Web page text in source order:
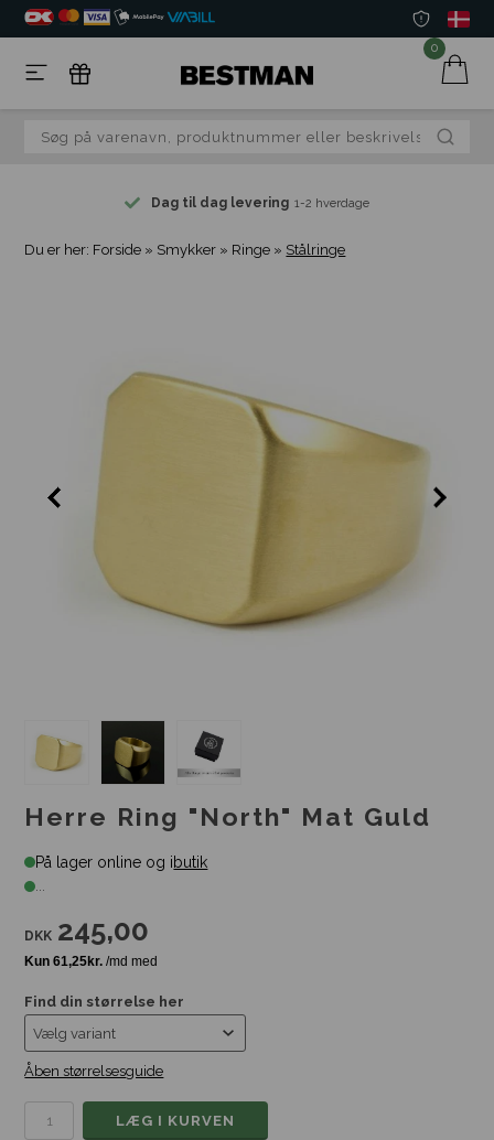
0
Dag til dag levering 1-2 hverdage
Du er her: Forside » Smykker » Ringe » Stålringe
Herre Ring "North" Mat Guld
På lager online og ibutik
...
DKK 245,00
Find din størrelse her
Åben størrelsesguide